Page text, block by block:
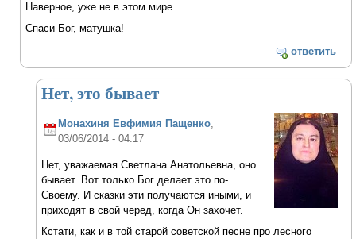
Наверное, уже не в этом мире...
Спаси Бог, матушка!
ответить
Нет, это бывает
Монахиня Евфимия Пащенко,
03/06/2014 - 04:17
Нет, уважаемая Светлана Анатольевна, оно
бывает. Вот только Бог делает это по-
Своему. И сказки эти получаются иными, и
приходят в свой черед, когда Он захочет.
Кстати, как и в той старой советской песне про лесного